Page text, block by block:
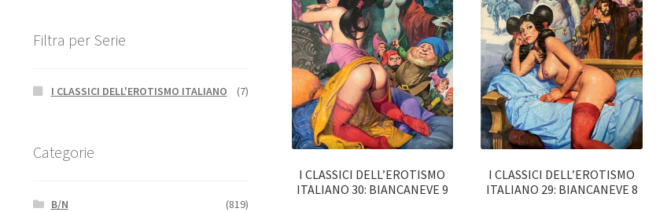
I CLASSICI DELL’EROTISMO
ITALIANO 30: BIANCANEVE 9
I CLASSICI DELL’EROTISMO
ITALIANO 29: BIANCANEVE 8
Filtra per Serie
I CLASSICI DELL'EROTISMO ITALIANO (7)
Categorie
B/N
(819)